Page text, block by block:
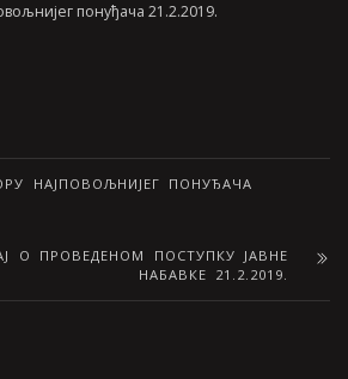
понуђача 21.2.2019.
НАЈПОВОЉНИЈЕГ ПОНУЂАЧА
О ПРОВЕДЕНОМ ПОСТУПКУ ЈАВНЕ
НАБАВКЕ 21.2.2019.